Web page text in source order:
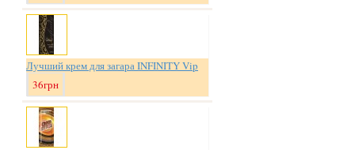
Лучший крем для загара INFINITY Vip
36грн